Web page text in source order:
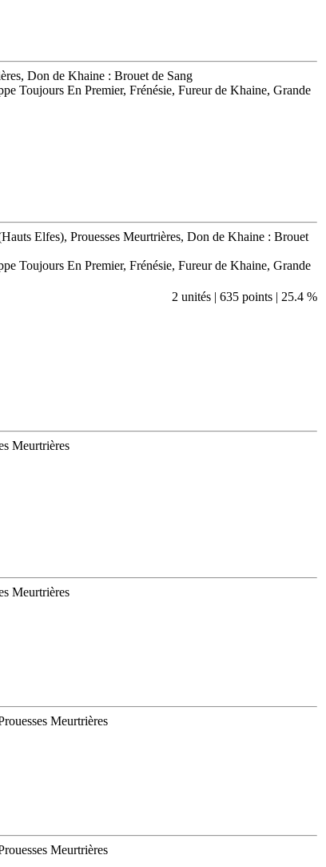
Don de Khaine : Brouet de Sang
Toujours En Premier, Frénésie, Fureur de Khaine, Grande
Elfes), Prouesses Meurtrières, Don de Khaine : Brouet
Toujours En Premier, Frénésie, Fureur de Khaine, Grande
2 unités | 635 points | 25.4 %
Meurtrières
Meurtrières
Meurtrières
Meurtrières